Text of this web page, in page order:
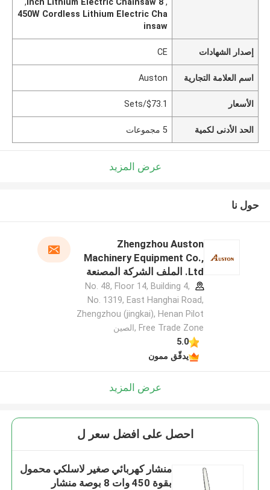
450W Cordless Lithium Electric Cha
insaw
إصدار الشهادات CE
اسم العلامة التجارية Auston
الأسعار $73.1/Sets
الحد الأدنى لكمية 5 مجموعات
عرض المزيد
حول نا
Zhengzhou Auston
Machinery Equipment Co.,
Ltd. الملف الشركة المصنعة
No. 48, Floor 14, Building 4,
No. 1319, East Hanghai Road,
Zhengzhou (jingkai), Henan Pilot
Free Trade Zone ,الصين
5.0
يدقّق ممون
عرض المزيد
احصل على افضل سعر ل
منشار كهربائي صغير لاسلكي محمول
بقوة 450 وات 8 بوصة منشار